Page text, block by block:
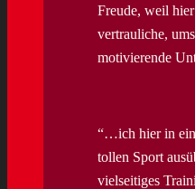
Freude, weil
vertrauliche,
motivierende
…ich hier in
tollen Sport
vielseitiges